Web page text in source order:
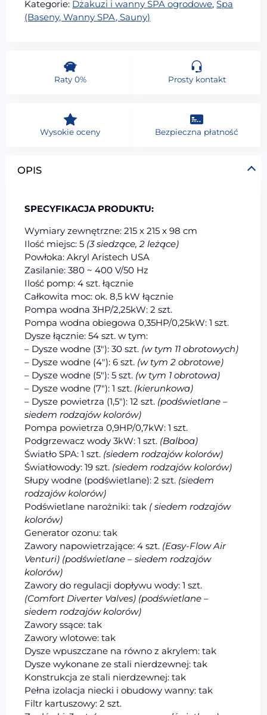
OPIS
SPECYFIKACJA PRODUKTU:
Wymiary zewnętrzne: 215 x 215 x 98 cm
Ilość miejsc: 5 (3 siedzące, 2 leżące)
Powłoka: Akryl Aristech USA
Zasilanie: 380 ~ 400 V/50 Hz
Ilość pomp: 4 szt. łącznie
Całkowita moc: ok. 8,5 kW łącznie
Pompa wodna 3HP/2,25kW: 2 szt.
Pompa wodna obiegowa 0,35HP/0,25kW: 1 szt.
Dysze łącznie: 54 szt. w tym:
– Dysze wodne (3″): 30 szt. (w tym 11 obrotowych)
– Dysze wodne (4″): 6 szt. (w tym 2 obrotowe)
– Dysze wodne (5″): 5 szt. (w tym 1 obrotowa)
– Dysze wodne (7″): 1 szt. (kierunkowa)
– Dysze powietrza (1,5″): 12 szt. (podświetlane –
siedem rodzajów kolorów)
Pompa powietrza 0,9HP/0,7kW: 1 szt.
Podgrzewacz wody 3kW: 1 szt. (Balboa)
Światło SPA: 1 szt. (siedem rodzajów kolorów)
Światłowody: 19 szt. (siedem rodzajów kolorów)
Słupy wodne (podświetlane): 2 szt. (siedem
rodzajów kolorów)
Podświetlane narożniki: tak ( siedem rodzajów
kolorów)
Generator ozonu: tak
Zawory napowietrzające: 4 szt. (Easy-Flow Air
Venturi) (podświetlane – siedem rodzajów
kolorów)
Zawory do regulacji dopływu wody: 1 szt.
(Comfort Diverter Valves) (podświetlane –
siedem rodzajów kolorów)
Zawory ssące: tak
Zawory wlotowe: tak
Dysze wpuszczane na równo z akrylem: tak
Dysze wykonane ze stali nierdzewnej: tak
Konstrukcja ze stali nierdzewnej: tak
Pełna izolacja niecki i obudowy wanny: tak
Filtr kartuszowy: 2 szt.
Kategorie: Dżakuzi i wanny SPA ogrodowe,Spa
(Baseny, Wanny SPA, Sauny)
Raty 0% Prosty kontakt
Wysokie oceny Bezpieczna płatność